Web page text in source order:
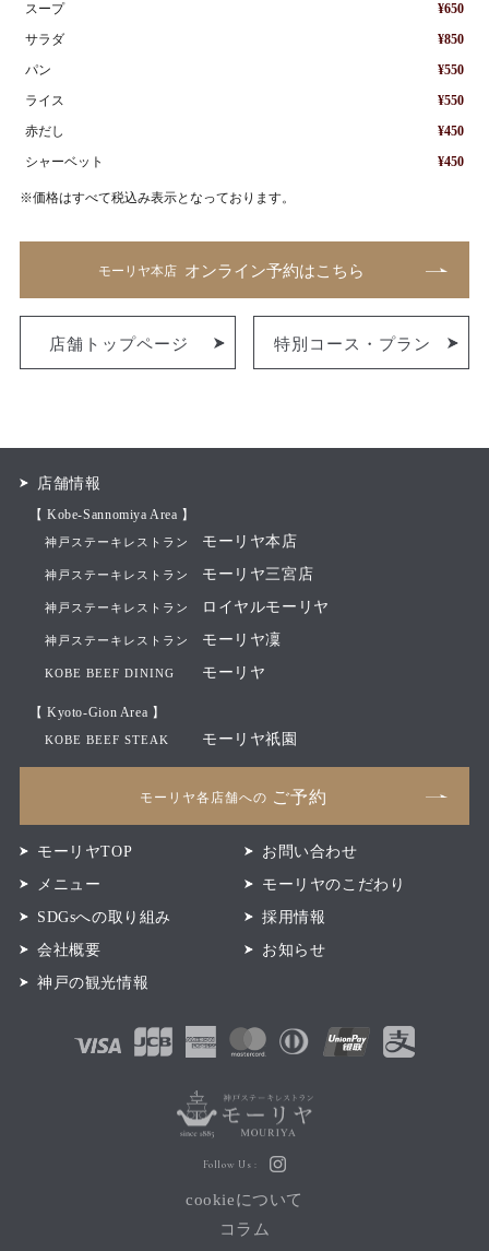
スープ
¥650
サラダ
¥850
パン
¥550
ライス
¥550
赤だし
¥450
シャーベット
¥450
※価格はすべて税込み表示となっております。
モーリヤ本店 オンライン予約はこちら
店舗トップページ 特別コース・プラン
店舗情報
【 Kobe-Sannomiya Area 】
神戸ステーキレストラン モーリヤ本店
神戸ステーキレストラン モーリヤ三宮店
神戸ステーキレストラン ロイヤルモーリヤ
神戸ステーキレストラン モーリヤ凜
KOBE BEEF DINING モーリヤ
【 Kyoto-Gion Area 】
KOBE BEEF STEAK モーリヤ祇園
モーリヤ各店舗への ご予約
モーリヤTOP
お問い合わせ
メニュー
モーリヤのこだわり
SDGsへの取り組み
採用情報
会社概要
お知らせ
神戸の観光情報
Follow Us :
cookieについて
コラム